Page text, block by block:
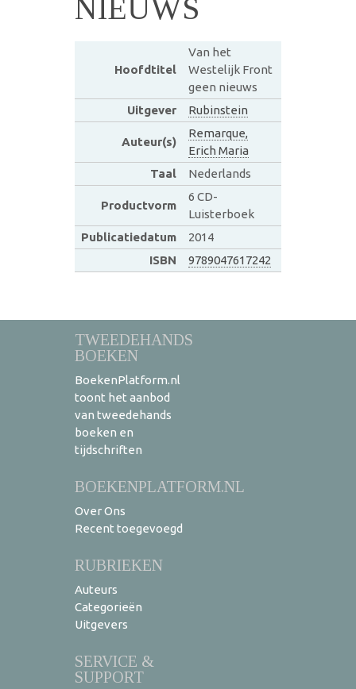
NIEUWS
Hoofdtitel
Van het
Westelijk Front
geen nieuws
Uitgever
Rubinstein
Auteur(s)
Remarque,
Erich Maria
Taal
Nederlands
Productvorm
6 CD-
Luisterboek
Publicatiedatum
2014
ISBN
9789047617242
TWEEDEHANDS
BOEKEN
BoekenPlatform.nl
toont het aanbod
van tweedehands
boeken en
tijdschriften
BOEKENPLATFORM.NL
Over Ons
Recent toegevoegd
RUBRIEKEN
Auteurs
Categorieën
Uitgevers
SERVICE &
SUPPORT